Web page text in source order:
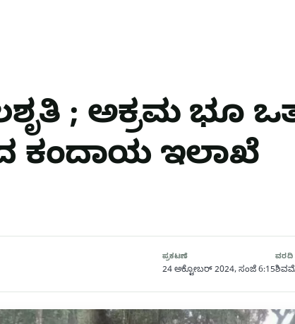
; ಅಕ್ರಮ ಭೂ
ಕಂದಾಯ ಇಲಾಖೆ
ಪ್ರಕಟಣೆ
24 ಅಕ್ಟೋಬರ್ 2024, ಸಂಜೆ 6:15
ವರದಿ